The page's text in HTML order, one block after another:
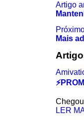
Artigo
Mais
LER